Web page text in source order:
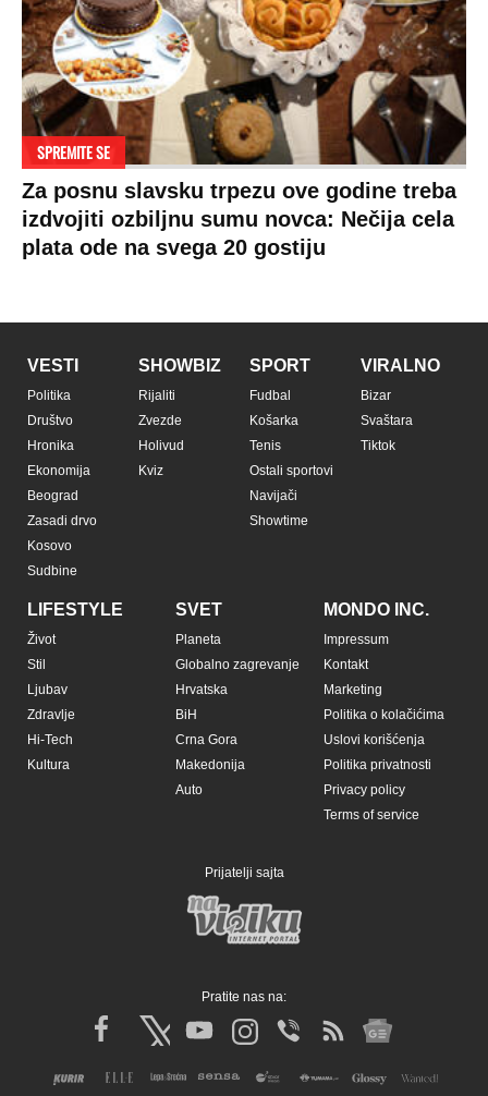
SPREMITE SE
Za posnu slavsku trpezu ove godine treba
izdvojiti ozbiljnu sumu novca: Nečija cela
plata ode na svega 20 gostiju
VESTI
Politika
Društvo
Hronika
Ekonomija
Beograd
Zasadi drvo
Kosovo
Sudbine
SHOWBIZ
Rijaliti
Zvezde
Holivud
Kviz
SPORT
Fudbal
Košarka
Tenis
Ostali sportovi
Navijači
Showtime
VIRALNO
Bizar
Svaštara
Tiktok
LIFESTYLE
Život
Stil
Ljubav
Zdravlje
Hi-Tech
Kultura
SVET
Planeta
Globalno zagrevanje
Hrvatska
BiH
Crna Gora
Makedonija
Auto
MONDO INC.
Impressum
Kontakt
Marketing
Politika o kolačićima
Uslovi korišćenja
Politika privatnosti
Privacy policy
Terms of service
Prijatelji sajta
Pratite nas na: